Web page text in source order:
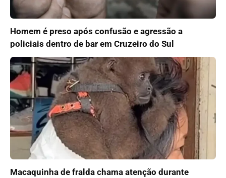
Homem é preso após confusão e agressão a
policiais dentro de bar em Cruzeiro do Sul
Macaquinha de fralda chama atenção durante